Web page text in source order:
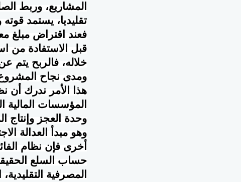
المشاريع، وربط
تقليديا، يستمد
فعند اقتراض مبلغ
قبل الاستفادة من
خلاله، فالربح يتم
ومدى نجاح
هذا الأمر ندرك أن
المؤسسات
وحدة العجز وإنتاج
وهو مبدأ العدالة
أخرى فإن نظام
حساب السلع
المصرفية